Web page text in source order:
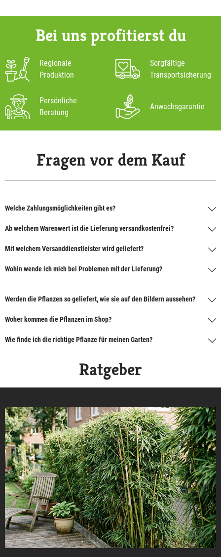
Bei uns profitierst du
Regionale
Produktion
Sorgfältige
Transportsicherung
Persönliche
Beratung
Anwachsgarantie
Fragen vor dem Kauf
Welche Zahlungsmöglichkeiten gibt es?
Ab welchem Warenwert ist die Lieferung versandkostenfrei?
Mit welchem Versanddienstleister wird geliefert?
Wohin wende ich mich bei Problemen mit der Lieferung?
Werden die Pflanzen so geliefert, wie sie auf den Bildern aussehen?
Woher kommen die Pflanzen im Shop?
Wie finde ich die richtige Pflanze für meinen Garten?
Ratgeber